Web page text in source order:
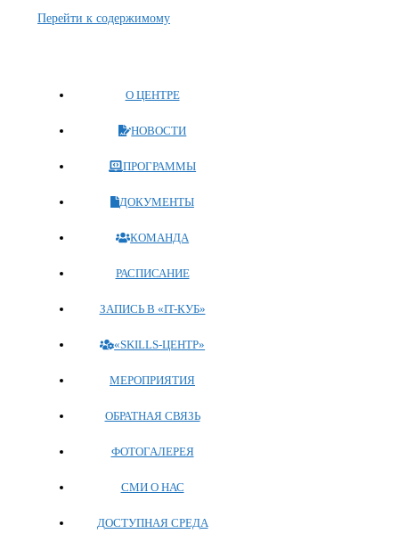
Перейти к содержимому
О ЦЕНТРЕ
НОВОСТИ
ПРОГРАММЫ
ДОКУМЕНТЫ
КОМАНДА
РАСПИСАНИЕ
ЗАПИСЬ В «IT-КУБ»
«SKILLS-ЦЕНТР»
МЕРОПРИЯТИЯ
ОБРАТНАЯ СВЯЗЬ
ФОТОГАЛЕРЕЯ
СМИ О НАС
ДОСТУПНАЯ СРЕДА